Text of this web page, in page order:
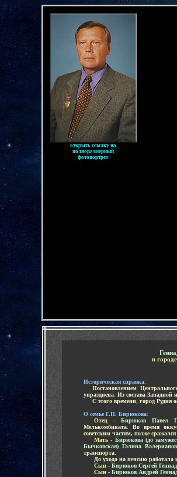
открыть ссылку на
полноразмерный
фотопортрет
в
Историческая справка:
Постановлением
упразднена Из состава Западной
С этого времени город Рудня
О семье Г.П. Бирюкова:
Отец -Бирюков Павел
Мелькомбината
Во время
советским частям, позже
Мать - Бирюкова (до
Бычковская) Галина
транспорта
До ухода на пенсию работала
Сын - Бирюков Сергей
Сын - Бирюков Андрей